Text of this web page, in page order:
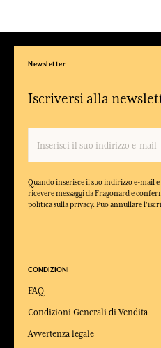
Newsletter
Iscriversi alla
Quando inserisce il suo indirizzo e-mail
ricevere messaggi da Fragonard e
politica sulla privacy. Puo annullare
CONDIZIONI
FAQ
Condizioni Generali di Vendita
Avvertenza legale